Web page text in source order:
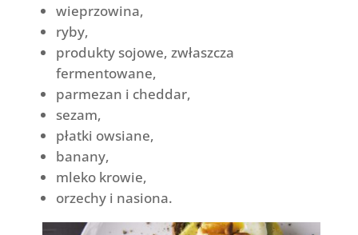
wieprzowina,
ryby,
produkty sojowe, zwłaszcza
fermentowane,
parmezan i cheddar,
sezam,
płatki owsiane,
banany,
mleko krowie,
orzechy i nasiona.